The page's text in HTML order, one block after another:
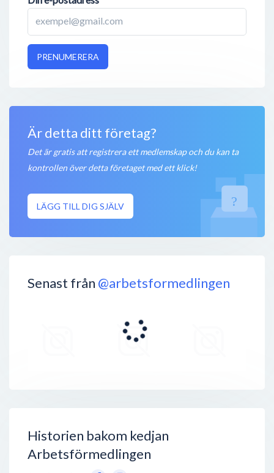
PRENUMERERA
Är detta ditt företag?
Det är gratis att registrera ett medlemskap och du kan ta
kontrollen över detta företaget med ett klick!
LÄGG TILL DIG SJÄLV
Senast från @arbetsformedlingen
Historien bakom kedjan
Arbetsförmedlingen